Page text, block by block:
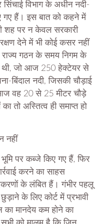
विभाग के अधीन नदी-
गए हैं। इस बात को कहने में
शह पर न केवल सरकारी
देने में भी कोई कसर नहीं
राज्य गठन के समय निगम के
थी, जो आज 250 हेक्टेयर से
बिंदाल नदी, जिसकी चौड़ाई
वह 20 से 25 मीटर चौड़े
तो अस्तित्व ही समाप्त हो
नहीं
पर कब्जे किए गए हैं, फिर
करने का साहस
के लंबित हैं। गंभीर पहलू
के लिए कोर्ट में प्रभावी
का मानदेय कम होने का